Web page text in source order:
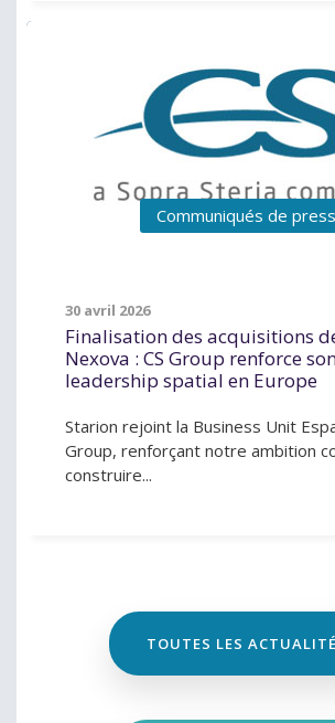
Communiqués de
30 avril 2026
Finalisation des acquisitions
Nexova : CS Group renforce
leadership spatial en Europe
Starion rejoint la Business Unit
Group, renforçant notre ambition
construire...
TOUTES LES